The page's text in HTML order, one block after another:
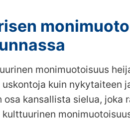
monimuotoisuus
kuin nykytaiteen
osa kansallista sielua,